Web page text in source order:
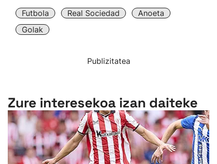
"Helmuga"
Futbola Real Sociedad
Anoeta
Golak
Publizitatea
Zure interesekoa izan daiteke